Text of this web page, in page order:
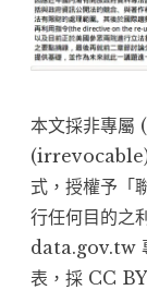
本文採非專
(irrevocable)
式，授權予「
行任何目的
data.gov.tw
表，採 CC